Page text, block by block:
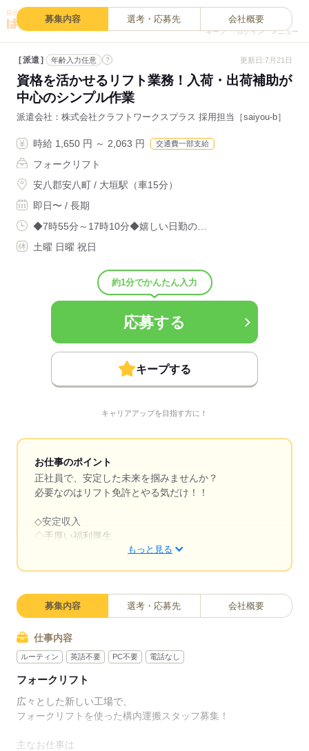
キープ ログイン メニュー
募集内容 選考・応募先 会社概要
派遣 年齢入力任意 ? 更新日:7月21日
資格を活かせるリフト業務！入荷・出荷補助が
中心のシンプル作業
派遣会社 株式会社クラフトワークスプラス 採用担当［saiyou-b］
時給 1,650 円 ～ 2,063 円 交通費一部支給
フォークリフト
安八郡安八町 / 大垣駅（車15分）
即日〜 / 長期
◆7時55分～17時10分◆嬉しい日勤の…
土曜 日曜 祝日
約1分でかんたん入力
応募する
キープする
キャリアアップを目指す方に！
お仕事のポイント
正社員で、安定した未来を掴みませんか？
必要なのはリフト免許とやる気だけ！！
◇安定収入
◇手厚い福利厚生
あなたの新しいスタートを全力で応援します！
もっと見る
募集内容 選考・応募先 会社概要
仕事内容
ルーティン 英語不要 PC不要 電話なし
フォークリフト
広々とした新しい工場で、
フォークリフトを使った構内運搬スタッフ募集！
主なお仕事は